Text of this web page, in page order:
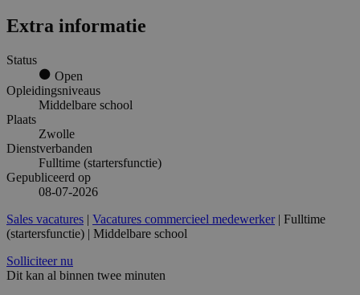
Extra informatie
Status
Open
Opleidingsniveaus
Middelbare school
Plaats
Zwolle
Dienstverbanden
Fulltime (startersfunctie)
Gepubliceerd op
08-07-2026
Sales vacatures | Vacatures commercieel medewerker| Fulltime
(startersfunctie) | Middelbare school
Solliciteer nu
Dit kan al binnen twee minuten